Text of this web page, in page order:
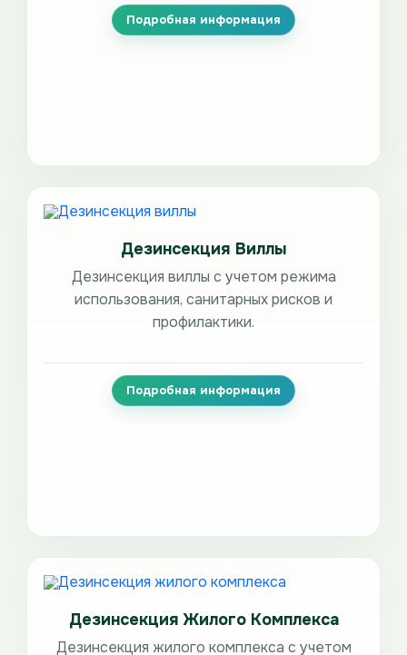
Подробная информация
Дезинсекция Виллы
Дезинсекция виллы с учетом режима
использования, санитарных рисков и
профилактики.
Подробная информация
Дезинсекция Жилого Комплекса
Дезинсекция жилого комплекса с учетом